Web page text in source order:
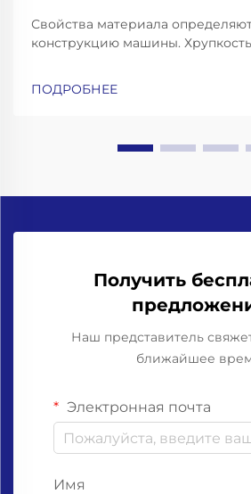
Свойства материала
конструкцию машины.
амортизацией ударных нагрузок
ПОДРОБНЕЕ
Получить
Наш представитель
ближайшее
Электронная почта
Имя